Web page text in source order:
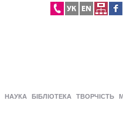
НАУКА БІБЛІОТЕКА ТВОРЧІСТЬ